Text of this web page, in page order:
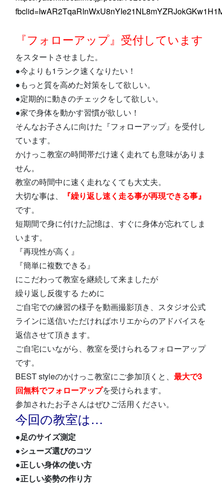
『フォローアップ』受付しています
をスタートさせました。
●今よりも1ランク速くなりたい！
●もっと質を高めた対策をして欲しい。
●定期的に動きのチェックをして欲しい。
●家で身体を動かす習慣が欲しい！
そんなお子さんに向けた『フォローアップ』を受付し
ています。
かけっこ教室の時間帯だけ速く走れても意味がありま
せん。
教室の時間中に速く走れなくても大丈夫。
大切な事は、
『繰り返し速く走る事が再現できる事』
です。
短期間で身に付けた記憶は、すぐに身体が忘れてしま
います。
『再現性が高く』
『簡単に複数できる』
にこだわって教室を継続して来ましたが
繰り返し反復する ために
ご自宅での練習の様子を動画撮影頂き、スタジオ公式
ラインに送信いただければホリエからのアドバイスを
返信させて頂きます。
ご自宅にいながら、教室を受けられるフォローアップ
です。
BEST styleのかけっこ教室にご参加頂くと、 最大で3
回無料でフォローアップを受けられます。
参加されたお子さんはぜひご活用ください。
今回の教室は…
●足のサイズ測定
●シューズ選びのコツ
●正しい身体の使い方
●正しい姿勢の作り方